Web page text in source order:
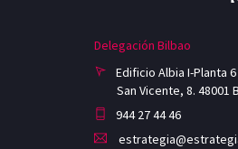
Delegación Bilbao
Edificio Albia I-Planta 6
San Vicente, 8. 48001
944 27 44 46